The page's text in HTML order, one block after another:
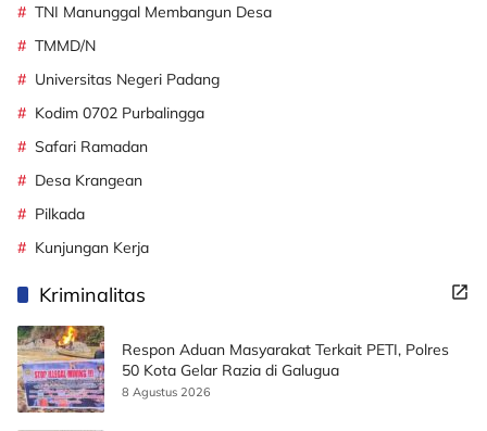
TNI Manunggal Membangun Desa
TMMD/N
Universitas Negeri Padang
Kodim 0702 Purbalingga
Safari Ramadan
Desa Krangean
Pilkada
Kunjungan Kerja
Kriminalitas
Respon Aduan Masyarakat Terkait PETI, Polres
50 Kota Gelar Razia di Galugua
8 Agustus 2026